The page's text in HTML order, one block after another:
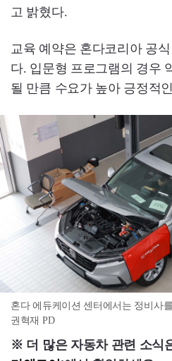
고 밝혔다.
교육 예약은 혼다코리아 공
다. 입문형 프로그램의 경우
될 만큼 수요가 높아 긍정적
혼다 에듀케이션 센터에서는 정비사
권혁재 PD
※ 더 많은 자동차 관련 소식